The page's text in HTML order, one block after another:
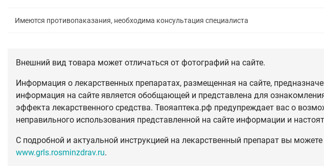
Имеются противопаказания, необходима консультация специалиста
Внешний вид товара может отличаться от фотографий на сайте.
Информация о лекарственных препаратах, размещенная на сайте,
информация на сайте является обобщающей и представлена для
эффекта лекарственного средства. Твояаптека.рф предупреждает вас о
неправильного использования представленной на сайте информации и
С подробной и актуальной инструкцией на лекарственный препарат вы
www.grls.rosminzdrav.ru.